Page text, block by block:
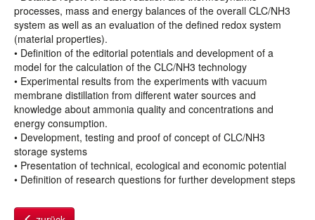
processes, mass and energy balances of the overall CLC/NH3
system as well as an evaluation of the defined redox system
(material properties).
• Definition of the editorial potentials and development of a
model for the calculation of the CLC/NH3 technology
• Experimental results from the experiments with vacuum
membrane distillation from different water sources and
knowledge about ammonia quality and concentrations and
energy consumption.
• Development, testing and proof of concept of CLC/NH3
storage systems
• Presentation of technical, ecological and economic potential
• Definition of research questions for further development steps